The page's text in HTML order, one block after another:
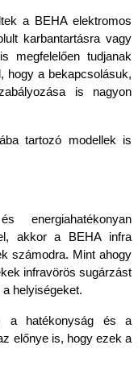
a BEHA elektromos
karbantartásra vagy
megfelelően tudjanak
hogy a bekapcsolásuk,
is nagyon
tartozó modellek is
energiahatékonyan
akkor a BEHA infra
számodra. Mint ahogy
infravörös sugárzást
helyiségeket.
a hatékonyság és a
előnye is, hogy ezek a